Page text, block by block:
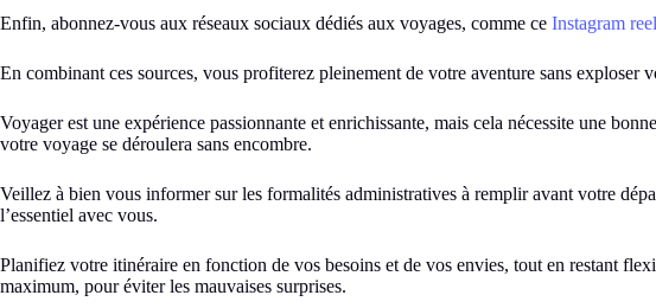
Enfin, abonnez-vous aux réseaux sociaux dédiés aux voyages, comme ce Instagram
En combinant ces sources, vous profiterez pleinement de votre aventure sans exploser
Voyager est une expérience passionnante et enrichissante, mais cela nécessite une
votre voyage se déroulera sans encombre.
Veillez à bien vous informer sur les formalités administratives à remplir avant votre
l’essentiel avec vous.
Planifiez votre itinéraire en fonction de vos besoins et de vos envies, tout en restant
maximum, pour éviter les mauvaises surprises.